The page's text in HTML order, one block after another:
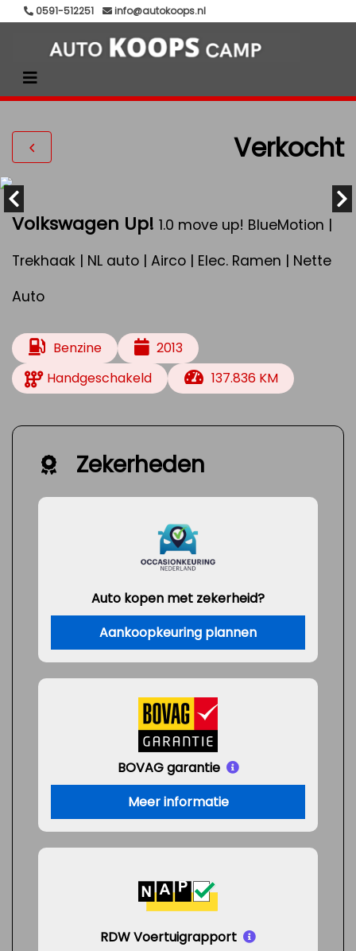
0591-512251 info@autokoops.nl
Verkocht
Volkswagen Up! 1.0 move up! BlueMotion |
Trekhaak | NL auto | Airco | Elec. Ramen | Nette
Auto
Benzine
2013
Handgeschakeld
137.836 KM
Zekerheden
Auto kopen met zekerheid?
Aankoopkeuring plannen
BOVAG garantie
Meer informatie
RDW Voertuigrapport